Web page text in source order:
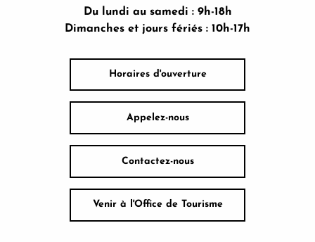
Du lundi au samedi : 9h-18h
Dimanches et jours fériés : 10h-17h
Horaires d'ouverture
Appelez-nous
Contactez-nous
Venir à l'Office de Tourisme